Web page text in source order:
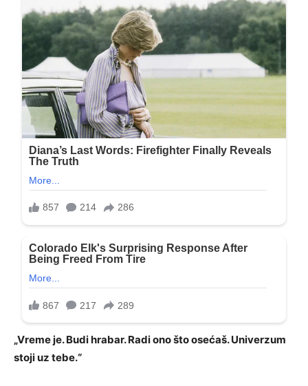
„Vreme je. Budi hrabar. Radi ono što osećaš. Univerzum
stoji uz tebe.“